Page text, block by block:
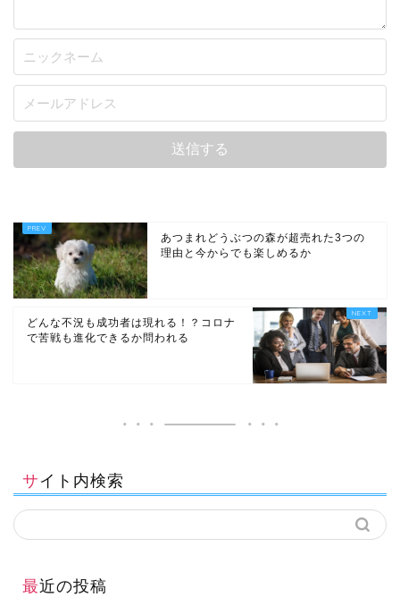
あつまれどうぶつの森が超売れた3つの
理由と今からでも楽しめるか
どんな不況も成功者は現れる！？コロナ
で苦戦も進化できるか問われる
サイト内検索
最近の投稿